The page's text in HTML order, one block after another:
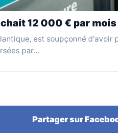
12 000 € par mois
est soupçonné
par…
Partager sur